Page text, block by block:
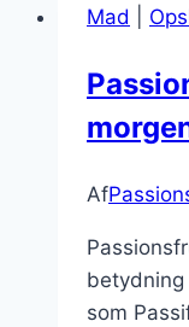
Mad
Af
som